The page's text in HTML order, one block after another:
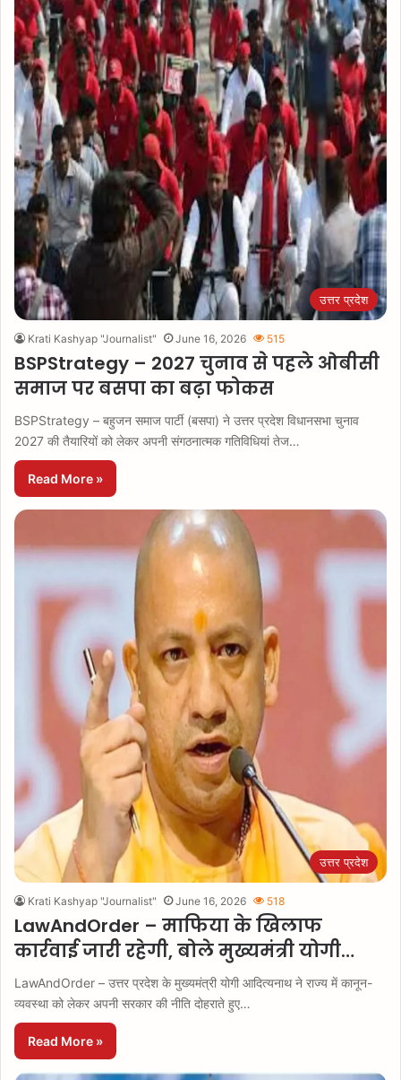
उत्तर प्रदेश
Krati Kashyap "Journalist" June 16, 2026 515
BSPStrategy – 2027 चुनाव से पहले ओबीसी
समाज पर बसपा का बढ़ा फोकस
BSPStrategy – बहुजन समाज पार्टी (बसपा) ने उत्तर प्रदेश विधानसभा चुनाव
2027 की तैयारियों को लेकर अपनी संगठनात्मक गतिविधियां तेज…
Read More »
उत्तर प्रदेश
Krati Kashyap "Journalist" June 16, 2026 518
LawAndOrder – माफिया के खिलाफ
कार्रवाई जारी रहेगी, बोले मुख्यमंत्री योगी…
LawAndOrder – उत्तर प्रदेश के मुख्यमंत्री योगी आदित्यनाथ ने राज्य में कानून-
व्यवस्था को लेकर अपनी सरकार की नीति दोहराते हुए…
Read More »